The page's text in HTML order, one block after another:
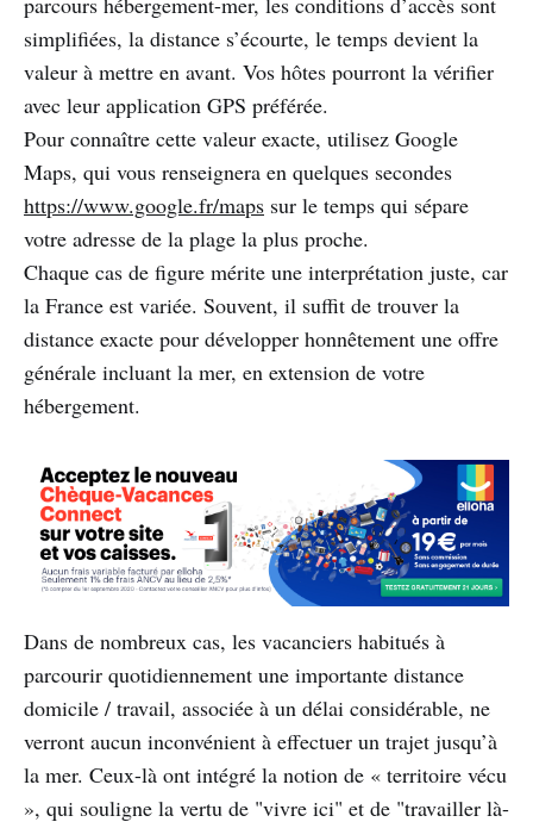
simplifiées, la distance s’écourte, le temps devient la
valeur à mettre en avant. Vos hôtes pourront la vérifier
avec leur application GPS préférée.
Pour connaître cette valeur exacte, utilisez Google
Maps, qui vous renseignera en quelques secondes
https://www.google.fr/maps sur le temps qui sépare
votre adresse de la plage la plus proche.
Chaque cas de figure mérite une interprétation juste, car
la France est variée. Souvent, il suffit de trouver la
distance exacte pour développer honnêtement une offre
générale incluant la mer, en extension de votre
hébergement.
Dans de nombreux cas, les vacanciers habitués à
parcourir quotidiennement une importante distance
domicile / travail, associée à un délai considérable, ne
verront aucun inconvénient à effectuer un trajet jusqu’à
la mer. Ceux-là ont intégré la notion de « territoire vécu
», qui souligne la vertu de "vivre ici" et de "travailler là-